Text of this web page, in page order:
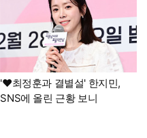
'♥최정훈과 결별설' 한지민,
SNS에 올린 근황 보니